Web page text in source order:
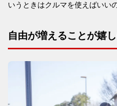
いうときはクルマを使えばいい
自由が増えることが嬉